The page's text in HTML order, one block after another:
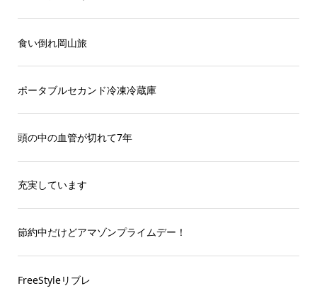
食い倒れ岡山旅
ポータブルセカンド冷凍冷蔵庫
頭の中の血管が切れて7年
充実しています
節約中だけどアマゾンプライムデー！
FreeStyleリブレ